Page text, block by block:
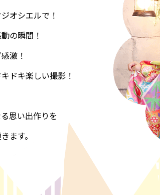
オシエルで！
の瞬間！
激！
ドキ楽しい撮影！
思い出作りを
ます。